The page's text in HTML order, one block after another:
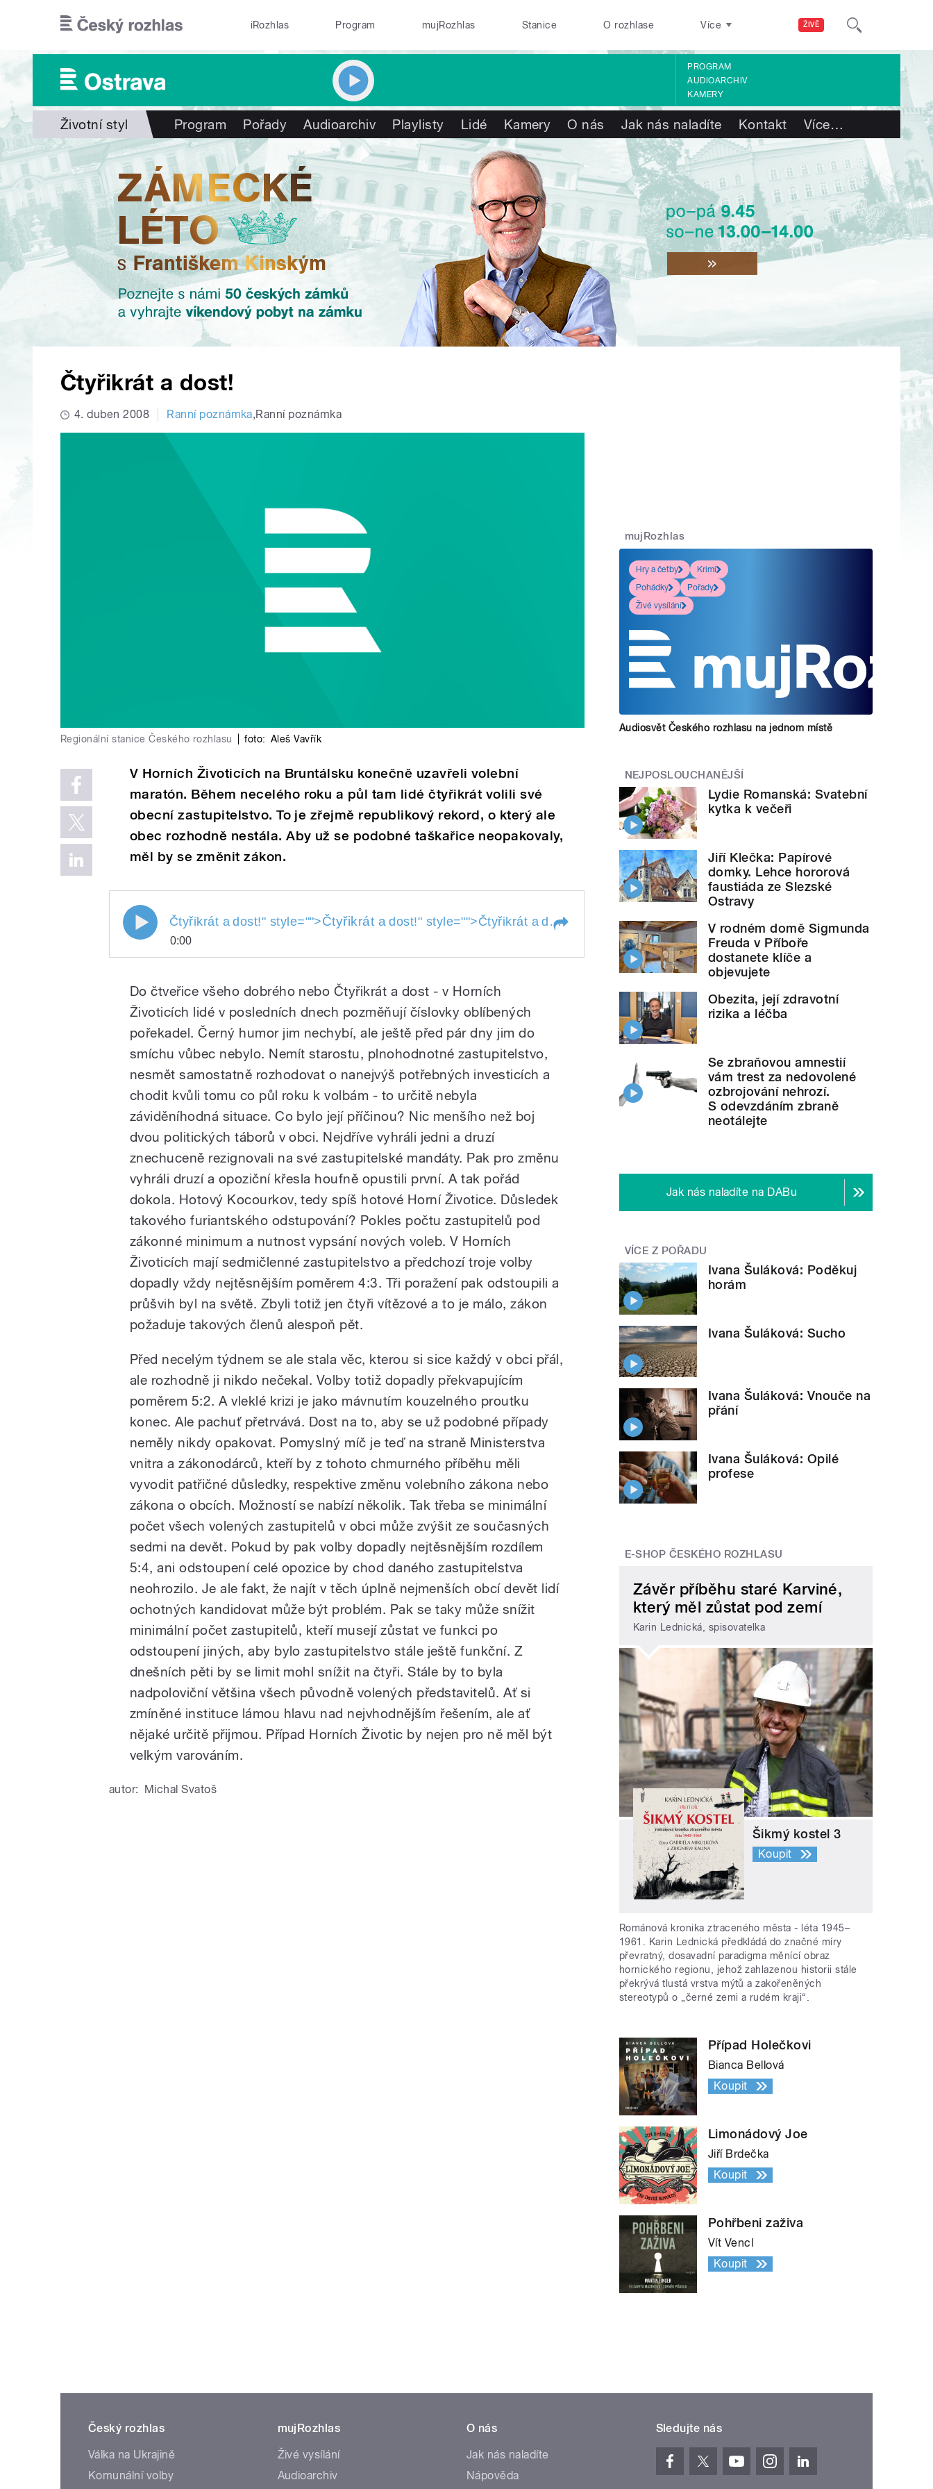
ŽIVĚ
iRozhlas Program mujRozhlas Stanice O rozhlase Více
PROGRAM
AUDIOARCHIV
KAMERY
Životní styl Program Pořady Audioarchiv Playlisty Lidé Kamery O nás Jak nás naladíte Kontakt Více…
Čtyřikrát a dost!
4. duben 2008 Ranní poznámka,Ranní poznámka
Regionální stanice Českého rozhlasu foto: Aleš Vavřík
V Horních Životicích na Bruntálsku konečně uzavřeli volební
maratón. Během necelého roku a půl tam lidé čtyřikrát volili své
obecní zastupitelstvo. To je zřejmě republikový rekord, o který ale
obec rozhodně nestála. Aby už se podobné taškařice neopakovaly,
měl by se změnit zákon.
pause
Čtyřikrát a dost!" style="">Čtyřikrát a dost!" style="">Čtyřikrát a dost!
0:00
Do čtveřice všeho dobrého nebo Čtyřikrát a dost - v Horních
Životicích lidé v posledních dnech pozměňují číslovky oblíbených
pořekadel. Černý humor jim nechybí, ale ještě před pár dny jim do
smíchu vůbec nebylo. Nemít starostu, plnohodnotné zastupitelstvo,
nesmět samostatně rozhodovat o nanejvýš potřebných investicích a
chodit kvůli tomu co půl roku k volbám - to určitě nebyla
záviděníhodná situace. Co bylo její příčinou? Nic menšího než boj
dvou politických táborů v obci. Nejdříve vyhráli jedni a druzí
znechuceně rezignovali na své zastupitelské mandáty. Pak pro změnu
vyhráli druzí a opoziční křesla houfně opustili první. A tak pořád
dokola. Hotový Kocourkov, tedy spíš hotové Horní Životice. Důsledek
takového furiantského odstupování? Pokles počtu zastupitelů pod
zákonné minimum a nutnost vypsání nových voleb. V Horních
Životicích mají sedmičlenné zastupitelstvo a předchozí troje volby
dopadly vždy nejtěsnějším poměrem 4:3. Tři poražení pak odstoupili a
průšvih byl na světě. Zbyli totiž jen čtyři vítězové a to je málo, zákon
požaduje takových členů alespoň pět.
Před necelým týdnem se ale stala věc, kterou si sice každý v obci přál,
ale rozhodně ji nikdo nečekal. Volby totiž dopadly překvapujícím
poměrem 5:2. A vleklé krizi je jako mávnutím kouzelného proutku
konec. Ale pachuť přetrvává. Dost na to, aby se už podobné případy
neměly nikdy opakovat. Pomyslný míč je teď na straně Ministerstva
vnitra a zákonodárců, kteří by z tohoto chmurného příběhu měli
vyvodit patřičné důsledky, respektive změnu volebního zákona nebo
zákona o obcích. Možností se nabízí několik. Tak třeba se minimální
počet všech volených zastupitelů v obci může zvýšit ze současných
sedmi na devět. Pokud by pak volby dopadly nejtěsnějším rozdílem
5:4, ani odstoupení celé opozice by chod daného zastupitelstva
neohrozilo. Je ale fakt, že najít v těch úplně nejmenších obcí devět lidí
ochotných kandidovat může být problém. Pak se taky může snížit
minimální počet zastupitelů, kteří musejí zůstat ve funkci po
odstoupení jiných, aby bylo zastupitelstvo stále ještě funkční. Z
dnešních pěti by se limit mohl snížit na čtyři. Stále by to byla
nadpoloviční většina všech původně volených představitelů. Ať si
zmíněné instituce lámou hlavu nad nejvhodnějším řešením, ale ať
nějaké určitě přijmou. Případ Horních Životic by nejen pro ně měl být
velkým varováním.
autor: Michal Svatoš
mujRozhlas
Hry a četby
Krimi
Pohádky
Pořady
Živé vysílání
Audiosvět Českého rozhlasu na jednom místě
NEJPOSLOUCHANĚJŠÍ
Lydie Romanská: Svatební
kytka k večeři
Jiří Klečka: Papírové
domky. Lehce hororová
faustiáda ze Slezské
Ostravy
V rodném domě Sigmunda
Freuda v Příboře
dostanete klíče a
objevujete
Obezita, její zdravotní
rizika a léčba
Se zbraňovou amnestií
vám trest za nedovolené
ozbrojování nehrozí.
S odevzdáním zbraně
neotálejte
Jak nás naladíte na DABu
VÍCE Z POŘADU
Ivana Šuláková: Poděkuj
horám
Ivana Šuláková: Sucho
Ivana Šuláková: Vnouče na
přání
Ivana Šuláková: Opilé
profese
E-SHOP ČESKÉHO ROZHLASU
Závěr příběhu staré Karviné,
který měl zůstat pod zemí
Karin Lednická, spisovatelka
Šikmý kostel 3
Koupit
Románová kronika ztraceného města - léta 1945–
1961. Karin Lednická předkládá do značné míry
převratný, dosavadní paradigma měnící obraz
hornického regionu, jehož zahlazenou historii stále
překrývá tlustá vrstva mýtů a zakořeněných
stereotypů o „černé zemi a rudém kraji“.
Případ Holečkovi
Bianca Bellová
Koupit
Limonádový Joe
Jiří Brdečka
Koupit
Pohřbeni zaživa
Vít Vencl
Koupit
Český rozhlas
Válka na Ukrajině
Komunální volby
mujRozhlas
Živé vysílání
Audioarchiv
O nás
Jak nás naladíte
Nápověda
Sledujte nás